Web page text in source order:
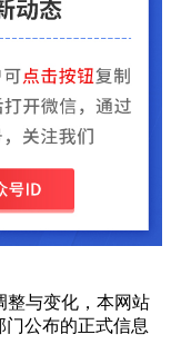
整与变化，本网站
公布的正式信息